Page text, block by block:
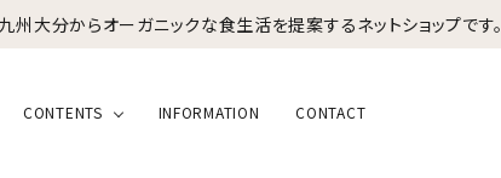
九州大分からオーガニックな食生活を提案するネットショップです。
CONTENTS INFORMATION CONTACT